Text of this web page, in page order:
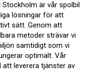
är vår spolbil
lösningar för att
sätt. Genom att
metoder strävar vi
samtidigt som vi
optimalt. Vår
att leverera tjänster av